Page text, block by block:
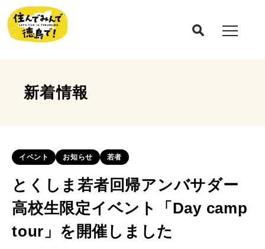
新着情報
イベント お知らせ 若者
とくしま若者回帰アンバサダー
高校生限定イベント「Day camp
tour」を開催しました